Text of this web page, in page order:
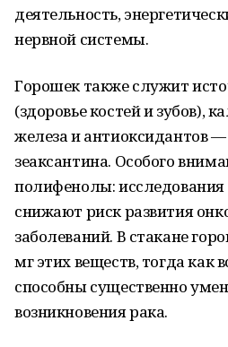
деятельность,
нервной системы.
Горошек также служит
(здоровье костей и зубов),
железа и антиоксидантов
зеаксантина. Особого
полифенолы:
снижают риск развития
заболеваний. В стакане
мг этих веществ, тогда как
способны существенно
возникновения рака.